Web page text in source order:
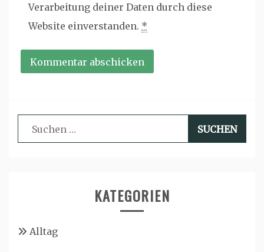
Verarbeitung deiner Daten durch diese
Website einverstanden. *
Suchen
nach:
KATEGORIEN
Alltag